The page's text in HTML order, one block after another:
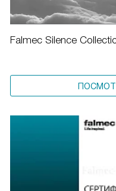
Falmec Silence